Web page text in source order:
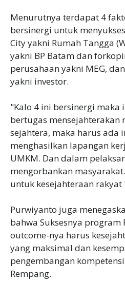
Menurutnya terdapat 4
bersinergi untuk
City yakni Rumah Tangga
yakni BP Batam dan
perusahaan yakni MEG,
yakni investor.
"Kalo 4 ini bersinergi maka
bertugas mensejahterakan
sejahtera, maka harus ada
menghasilkan lapangan
UMKM. Dan dalam
mengorbankan
untuk kesejahteraan rakyat
Purwiyanto juga
bahwa Suksesnya program
outcome-nya harus
yang maksimal dan
pengembangan
Rempang.